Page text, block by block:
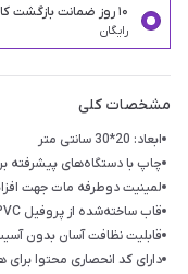
۱۰ روز ضمانت بازگشت کالا
رایگان
مشخصات کلی
ابعاد: 20*30 سانتی متر
چاپ با دستگاه‌های پیشرفته
لمینیت دوطرفه مات جهت
قاب ساخته‌شده از پروفیل UPVC با برش و اتصالات دقیق
قابلیت نظافت آسان بدون
دارای کد انحصاری محتوا